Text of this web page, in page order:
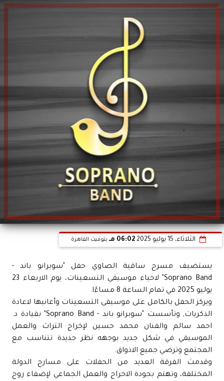
الثلاثاء، 15 يوليو 2025 06:02 مـ بتوقيت القاهرة
يستضيف مسرح ساقية الصاوي حفل "سوبرانو باند -
Soprano Band" لاحياء موسيقى التسعينات، يوم الاربعاء 23
يوليو 2025 في تمام الساعة 8 مساءًا.
ويركز الحفل بالكامل على موسيقى التسعينات وأغانيها لاعادة
الذكريات, وتأسست "سوبرانو باند - Soprano Band" بقيادة د.
احمد سالم والفنان محمد حسين لإخراج التراث والعمل
الموسيقي في شكل جديد بوجهه نظر جديدة تتناسب مع
المجتمع وترضي جميع الاذواق.
وقدمت الفرقة العديد من الحفلات على مسارح الدولة
المختلفة، وتهتم بجودة الاخراج والعمل الجماعي لإضفاء روح